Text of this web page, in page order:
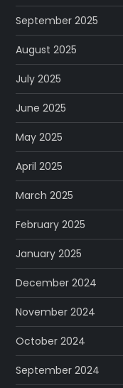
September 2025
August 2025
July 2025
June 2025
May 2025
April 2025
March 2025
February 2025
January 2025
December 2024
November 2024
October 2024
September 2024